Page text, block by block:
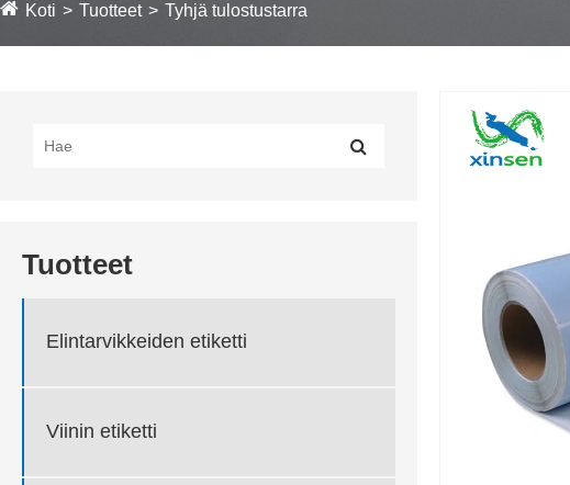
Koti Tuotteet Tyhjä tulostustarra
Tuotteet
Elintarvikkeiden etiketti
Viinin etiketti